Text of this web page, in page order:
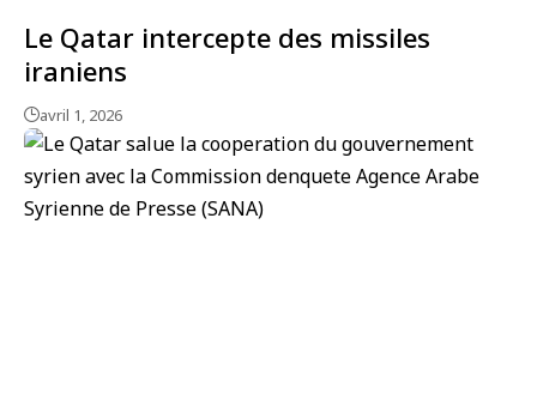
Le Qatar intercepte des missiles
iraniens
avril 1, 2026